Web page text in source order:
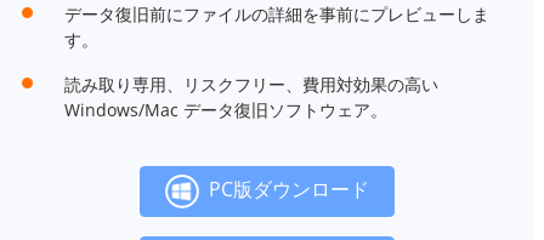
データ復旧前にファイルの詳細を事前にプレビューしま
す。
読み取り専用、リスクフリー、費用対効果の高い
Windows/Mac データ復旧ソフトウェア。
PC版ダウンロード